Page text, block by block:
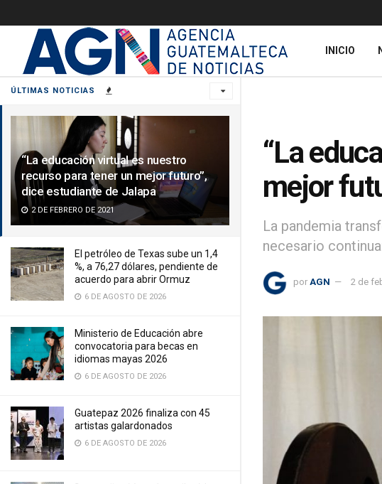
ÚLTIMAS NOTICIAS
“La educación virtual es nuestro
recurso para tener un mejor futuro”,
dice estudiante de Jalapa
2 DE FEBRERO DE 2021
El petróleo de Texas sube un 1,4
%, a 76,27 dólares, pendiente de
acuerdo para abrir Ormuz
6 DE AGOSTO DE 2026
Ministerio de Educación abre
convocatoria para becas en
idiomas mayas 2026
6 DE AGOSTO DE 2026
Guatepaz 2026 finaliza con 45
artistas galardonados
6 DE AGOSTO DE 2026
INICIO
“La
mejor
La pandemia
necesario
por AGN 2 de